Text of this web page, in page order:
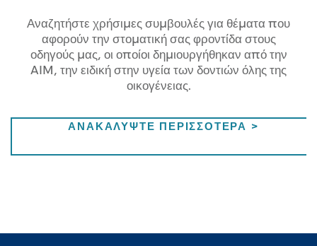
Αναζητήστε χρήσιμες συμβουλές για θέματα που
αφορούν την στοματική σας φροντίδα στους
οδηγούς μας, οι οποίοι δημιουργήθηκαν από την
AIM, την ειδική στην υγεία των δοντιών όλης της
οικογένειας.
ΑΝΑΚΑΛΥΨΤΕ ΠΕΡΙΣΣΟΤΕΡΑ